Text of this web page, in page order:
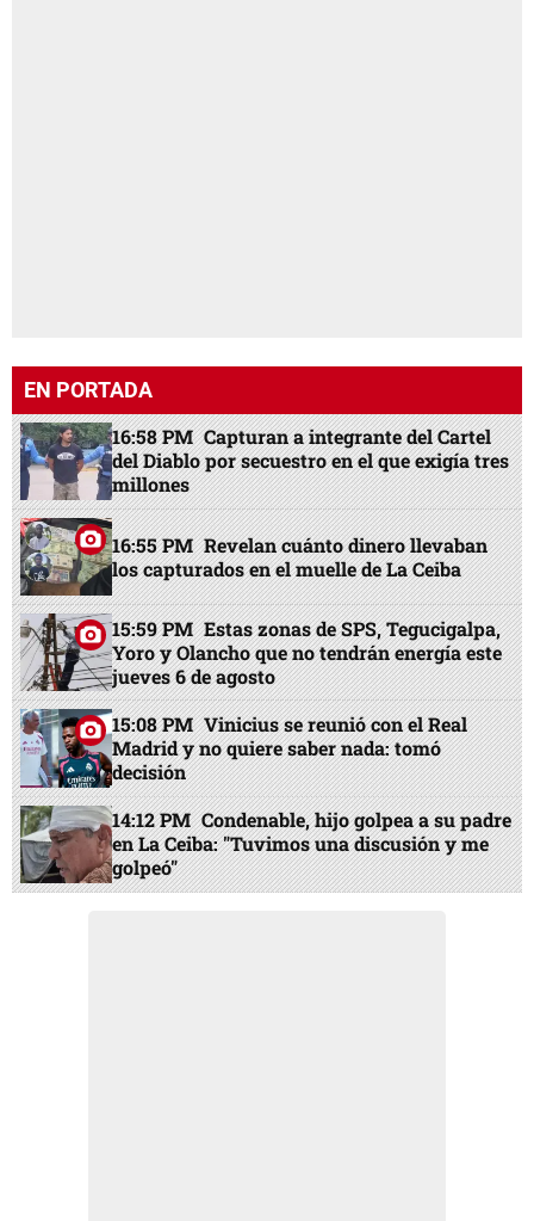
EN PORTADA
16:58 PM Capturan a integrante del Cartel
del Diablo por secuestro en el que exigía tres
millones
16:55 PM Revelan cuánto dinero llevaban
los capturados en el muelle de La Ceiba
15:59 PM Estas zonas de SPS, Tegucigalpa,
Yoro y Olancho que no tendrán energía este
jueves 6 de agosto
15:08 PM Vinicius se reunió con el Real
Madrid y no quiere saber nada: tomó
decisión
14:12 PM Condenable, hijo golpea a su padre
en La Ceiba: "Tuvimos una discusión y me
golpeó"